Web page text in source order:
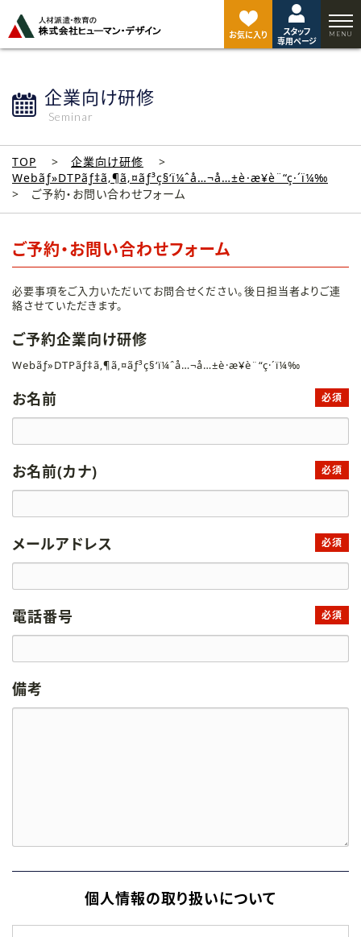
お気に入り
スタッフ
専用ページ
企業向け研修
Seminar
TOP
企業向け研修
Webãƒ»DTPãƒ‡ã‚¶ã‚¤ãƒ³ç§‘ï¼ˆå…¬å…±è·æ¥­è¨“ç·´ï¼‰
ご予約・お問い合わせフォーム
ご予約・お問い合わせフォーム
必要事項をご入力いただいてお問合せください。後日担当者よりご連
絡させていただきます。
ご予約企業向け研修
Webãƒ»DTPãƒ‡ã‚¶ã‚¤ãƒ³ç§‘ï¼ˆå…¬å…±è·æ¥­è¨“ç·´ï¼‰
お名前 必須
お名前(カナ) 必須
メールアドレス 必須
電話番号 必須
備考
個人情報の取り扱いについて
ジ
ト